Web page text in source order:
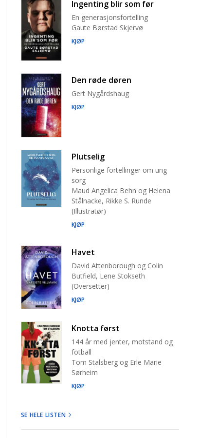
Ingenting blir som før
En generasjonsfortelling
Gaute Børstad Skjervø
KJØP
Den røde døren
Gert Nygårdshaug
KJØP
Plutselig
Personlige fortellinger om ung
sorg
Maud Angelica Behn og Helena
Stålnacke, Rikke S. Runde
(Illustratør)
KJØP
Havet
David Attenborough og Colin
Butfield, Lene Stokseth
(Oversetter)
KJØP
Knotta først
144 år med jenter, motstand og
fotball
Tom Stalsberg og Erle Marie
Sørheim
KJØP
SE HELE LISTEN